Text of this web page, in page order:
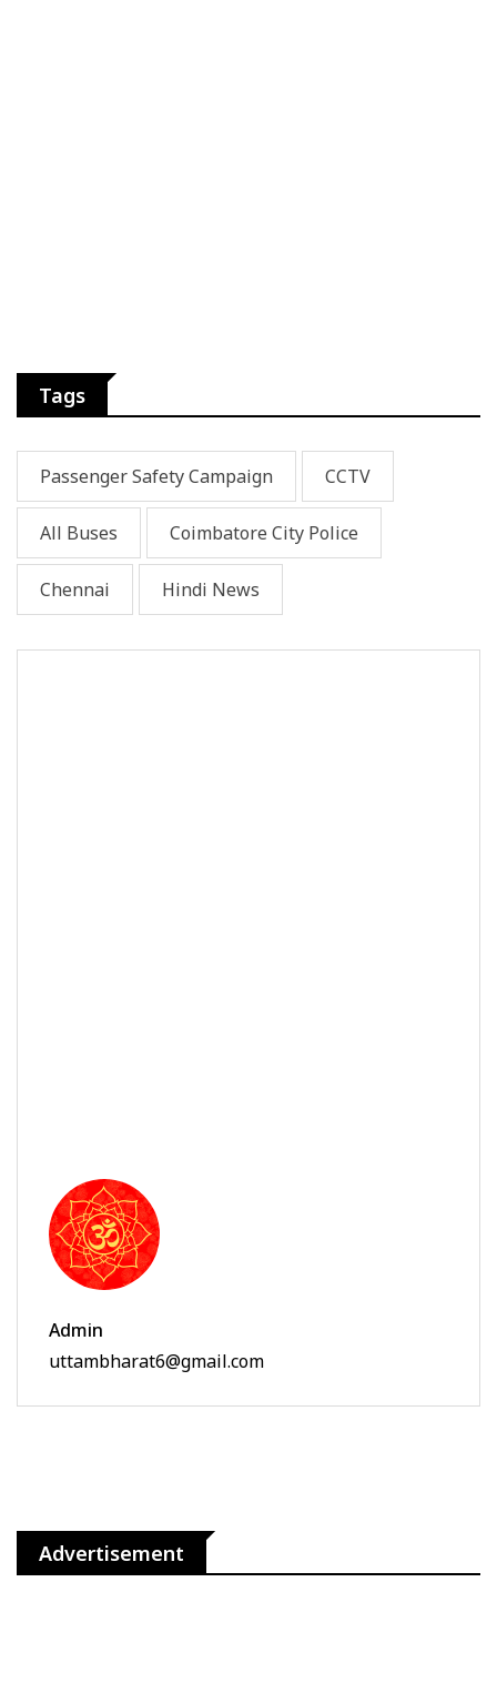
Tags
Passenger Safety Campaign CCTV
All Buses Coimbatore City Police
Chennai Hindi News
Admin
uttambharat6@gmail.com
Advertisement